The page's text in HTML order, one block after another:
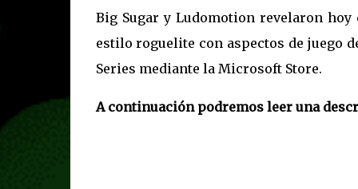
Big Sugar y Ludomotion revelaron hoy
estilo roguelite con aspectos de juego
Series mediante la Microsoft Store.
A continuación podremos leer una